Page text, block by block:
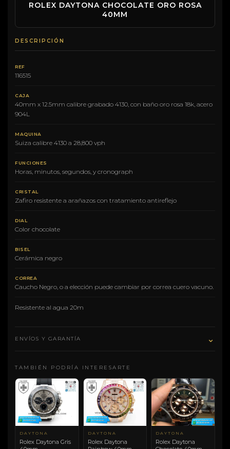
ROLEX DAYTONA CHOCOLATE ORO ROSA
40MM
DESCRIPCIÓN
REF
116515
CAJA
40mm x 12.5mm calibre grabado 4130, con baño oro rosa 18k, acero
904L
MAQUINA
Suiza calibre 4130 a 28,800 vph
FUNCIONES
Horas, minutos, segundos, y cronograph
CRISTAL
Zafiro resistente a arañazos con tratamiento antireflejo
DIAL
Color chocolate
BISEL
Cerámica negro
CORREA
Caucho Negro, o a elección puede cambiar por correa cuero vacuno.
Resistente al agua 20m
ENVÍOS Y GARANTÍA ⌄
TAMBIÉN PODRÍA INTERESARTE
DAYTONA
Rolex Daytona Gris
DAYTONA
Rolex Daytona
DAYTONA
Rolex Daytona